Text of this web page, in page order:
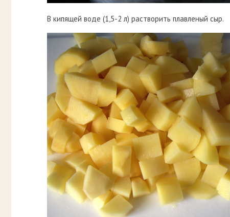
В кипящей воде (1,5-2 л) растворить плавленый сыр.